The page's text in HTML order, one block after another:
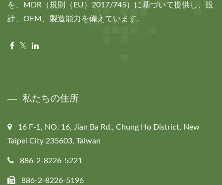
を、MDR（規則（EU）2017/745）に基づいて提供し、設
計、OEM、製造能力を備えています。
私たちの住所
16 F-1, NO. 16, Jian Ba Rd., Chung Ho District, New
Taipei City 235603, Taiwan
886-2-8226-5221
886-2-8226-5196